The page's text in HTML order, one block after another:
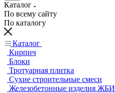
Каталог
По всему сайту
По каталогу
Каталог
Кирпич
Блоки
Тротуарная плитка
Сухие строительные смеси
Железобетонные изделия ЖБИ